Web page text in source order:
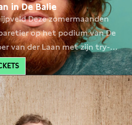
in De Balie
Deze zomermaanden
op het podium van De
van der Laan met zijn try-
Cabaretier Kasper
hilarische wijze de uit de
onder de loep.
gefaald. De
niet,